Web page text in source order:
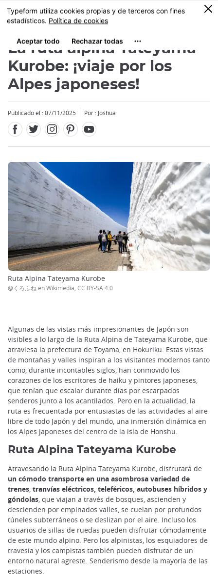
Tamaño
MENU
0
La ruta alpina Tateyama
Kurobe: ¡viaje por los
Alpes japoneses!
Publicado el : 07/11/2025 Por : Joshua
Ruta Alpina Tateyama Kurobe
@くろふね en Wikimedia, CC BY-SA 4.0
Algunas de las vistas más impresionantes de Japón son
visibles a lo largo de la Ruta Alpina de Tateyama Kurobe, que
atraviesa la prefectura de Toyama, en Hokuriku. Estas vistas
de montañas y valles inspiran a los visitantes modernos tanto
como, durante incontables siglos, han conmovido los
corazones de los escritores de haiku y pintores japoneses,
que tenían que escalar durante días por escarpados
senderos junto a los acantilados. Pero en la actualidad, la
ruta es frecuentada por entusiastas de las actividades al aire
libre de todo Japón y del mundo, una inmersión dinámica en
los Alpes japoneses del centro de la isla de Honshu.
Ruta Alpina Tateyama Kurobe
Atravesando la Ruta Alpina Tateyama Kurobe, disfrutará de
un cómodo transporte en una asombrosa variedad de
trenes tranvías eléctricos, teleféricos, autobuses híbridos y
góndolas , que viajan a través de bosques, ascienden y
descienden por empinados valles, se cuelan por profundos
túneles subterráneos o se deslizan por el aire. Incluso los
usuarios de sillas de ruedas pueden disfrutar cómodamente
de este mundo alpino. Pero los alpinistas, los esquiadores de
travesía y los campistas también pueden disfrutar de un
entorno natural agreste. Senderismo desde la mayoría de las
estaciones.
Close
Close